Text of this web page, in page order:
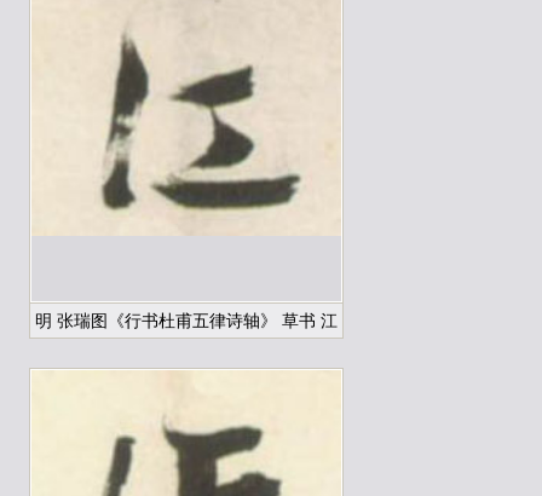
明 张瑞图《行书杜甫五律诗轴》 草书 江